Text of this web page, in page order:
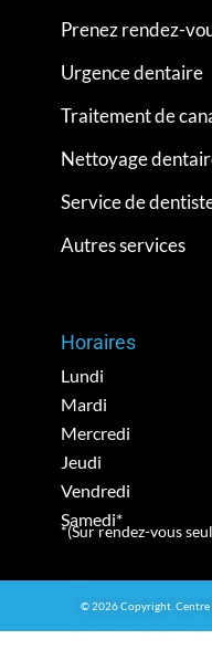
Prenez rendez-
Urgence dentaire
Traitement de
Nettoyage
Service de
Autres services
Horaires
Lundi
Mardi
Mercredi
Jeudi
Vendredi
Samedi*
*(Sur rendez-vous
© 2026 Copyright. Centre